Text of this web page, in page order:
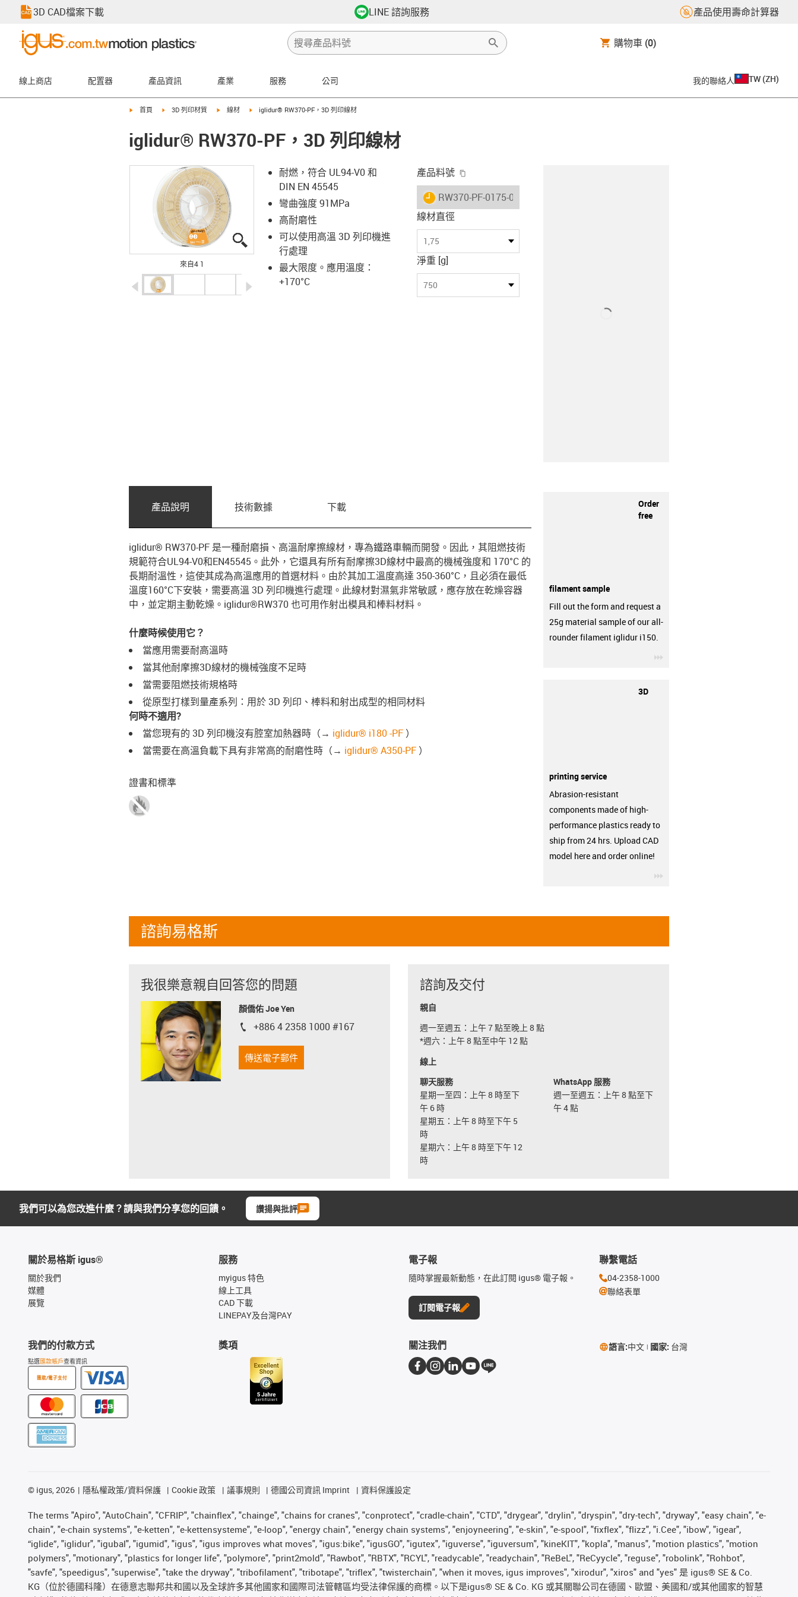
3D CAD檔案下載 LINE 諮詢服務 產品使用壽命計算器
購物車 (0)
線上商店 配置器 產品資訊 產業 服務 公司 我的聯絡人 TW (ZH)
igus-icon-arrow-right
首頁 igus-icon-arrow-right
3D 列印材質 igus-icon-arrow-right
線材 igus-icon-arrow-right
iglidur® RW370-PF，3D 列印線材
iglidur® RW370-PF，3D 列印線材
igus-icon-lupe
igus-icon-lupe
igus-icon-lupe
igus-icon-lupe
來自4 1
igus-icon-arrow-left igus-icon-arrow-right
耐燃，符合 UL94-V0 和
DIN EN 45545
彎曲強度 91MPa
高耐磨性
可以使用高溫 3D 列印機進
行處理
最大限度。應用溫度：
+170°C
產品料號
igus-icon-lieferzeit
RW370-PF-0175-0750
線材直徑
1,75
淨重 [g]
750
產品說明 技術數據 下載
iglidur® RW370-PF 是一種耐磨損、高溫耐摩擦線材，專為鐵路車輛而開發。因此，其阻燃技術
規範符合UL94-V0和EN45545。此外，它還具有所有耐摩擦3D線材中最高的機械強度和 170°C 的
長期耐溫性，這使其成為高溫應用的首選材料。由於其加工溫度高達 350-360°C，且必須在最低
溫度160°C下安裝，需要高溫 3D 列印機進行處理。此線材對濕氣非常敏感，應存放在乾燥容器
中，並定期主動乾燥。iglidur®RW370 也可用作射出模具和棒料材料。
什麼時候使用它？
當應用需要耐高溫時
當其他耐摩擦3D線材的機械強度不足時
當需要阻燃技術規格時
從原型打樣到量產系列：用於 3D 列印、棒料和射出成型的相同材料
何時不適用?
當您現有的 3D 列印機沒有腔室加熱器時（→ iglidur® i180 -PF ）
當需要在高溫負載下具有非常高的耐磨性時（→ iglidur® A350-PF ）
證書和標準
Order
free
filament sample
Fill out the form and request a
25g material sample of our all-
rounder filament iglidur i150.
3D
printing service
Abrasion-resistant
components made of high-
performance plastics ready to
ship from 24 hrs. Upload CAD
model here and order online!
諮詢易格斯
我很樂意親自回答您的問題
顏僑佑 Joe Yen
igus-icon-phone
+886 4 2358 1000 #167
傳送電子郵件
諮詢及交付
親自
週一至週五：上午 7 點至晚上 8 點
*週六：上午 8 點至中午 12 點
線上
聊天服務
星期一至四：上午 8 時至下
午 6 時
星期五：上午 8 時至下午 5
時
星期六：上午 8 時至下午 12
時
WhatsApp 服務
週一至週五：上午 8 點至下
午 4 點
我們可以為您改進什麼？請與我們分享您的回饋。 讚揚與批評
關於易格斯 igus®
關於我們
媒體
展覽
我們的付款方式
點選匯款帳戶查看資訊
匯款/電子支付
服務
myigus 特色
線上工具
CAD 下載
LINEPAY及台灣PAY
獎項
電子報
隨時掌握最新動態，在此訂閱 igus® 電子報。
訂閱電子報
聯繫電話
04-2358-1000
聯絡表單
關注我們 語言:中文 國家: 台灣
© igus, 2026 隱私權政策/資料保護 Cookie 政策 議事規則 德國公司資訊 Imprint 資料保護設定
The terms "Apiro", "AutoChain", "CFRIP", "chainflex", "chainge", "chains for cranes", "conprotect", "cradle-chain", "CTD", "drygear", "drylin", "dryspin", "dry-tech", "dryway", "easy chain", "e-
chain", "e-chain systems", "e-ketten", "e-kettensysteme", "e-loop", "energy chain", "energy chain systems", "enjoyneering", "e-skin", "e-spool", "fixflex", "flizz", "i.Cee", "ibow", "igear",
“iglide”, "iglidur", "igubal", "igumid", "igus", "igus improves what moves", "igus:bike", "igusGO", "igutex", "iguverse", "iguversum", "kineKIT", "kopla", "manus", "motion plastics", "motion
polymers", "motionary", "plastics for longer life", "polymore", "print2mold", "Rawbot", "RBTX", "RCYL", "readycable", "readychain", "ReBeL", "ReCyycle", "reguse", "robolink", "Rohbot",
"savfe", "speedigus", "superwise", "take the dryway", "tribofilament", "tribotape", "triflex", "twisterchain", "when it moves, igus improves", "xirodur", "xiros" and "yes" 是 igus® SE & Co.
KG（位於德國科隆）在德意志聯邦共和國以及全球許多其他國家和國際司法管轄區均受法律保護的商標。以下是igus® SE & Co. KG 或其關聯公司在德國、歐盟、美國和/或其他國家的智慧